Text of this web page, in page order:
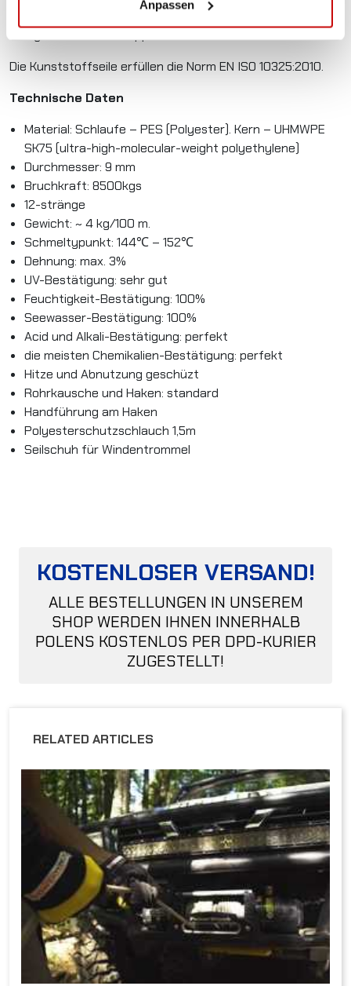
Anpassen
wird, auch im Schiffverkehr zum schnellen und sicheren
Die Kunststoffseile erfüllen die Norm EN ISO 10325:2010.
Technische Daten
Material: Schlaufe – PES (Polyester). Kern – UHMWPE
SK75 (ultra-high-molecular-weight polyethylene)
Durchmesser: 9 mm
Bruchkraft: 8500kgs
12-stränge
Gewicht: ~ 4 kg/100 m.
Schmeltypunkt: 144℃ – 152℃
Dehnung: max. 3%
UV-Bestätigung: sehr gut
Feuchtigkeit-Bestätigung: 100%
Seewasser-Bestätigung: 100%
Acid und Alkali-Bestätigung: perfekt
die meisten Chemikalien-Bestätigung: perfekt
Hitze und Abnutzung geschüzt
Rohrkausche und Haken: standard
Handführung am Haken
Polyesterschutzschlauch 1,5m
Seilschuh für Windentrommel
KOSTENLOSER VERSAND!
ALLE BESTELLUNGEN IN UNSEREM
SHOP WERDEN IHNEN INNERHALB
POLENS KOSTENLOS PER DPD-KURIER
ZUGESTELLT!
RELATED ARTICLES